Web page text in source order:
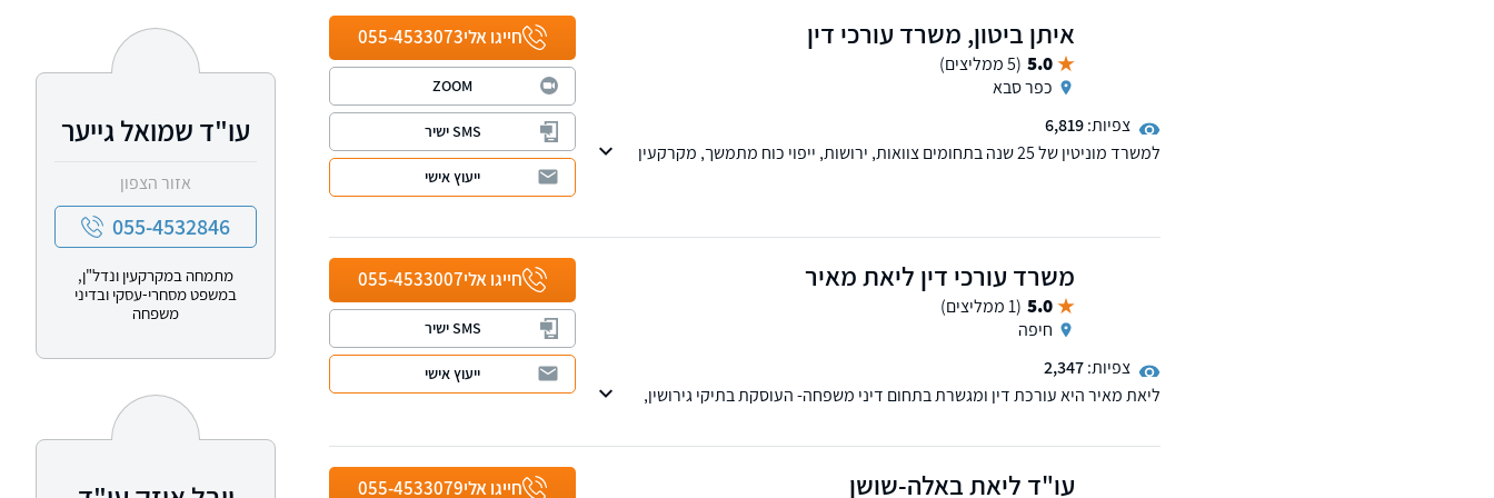
איתן ביטון, משרד עורכי דין
5.0 (5 ממליצים)
כפר סבא
צפיות:6,819
למשרד מוניטין של 25 שנה בתחומים צוואות, ירושות, ייפוי כוח מתמשך, מקרקעין
חייגו אלי055-4533073
ZOOM
SMS ישיר
ייעוץ אישי
משרד עורכי דין ליאת מאיר
5.0 (1 ממליצים)
חיפה
צפיות:2,347
ליאת מאיר היא עורכת דין ומגשרת בתחום דיני משפחה- העוסקת בתיקי גירושין,
חייגו אלי055-4533007
SMS ישיר
ייעוץ אישי
עו"ד ליאת באלה-שושן חייגו אלי055-4533079
עו"ד שמואל גייער
אזור הצפון
055-4532846
מתמחה במקרקעין ונדל"ן,
במשפט מסחרי-עסקי ובדיני
משפחה